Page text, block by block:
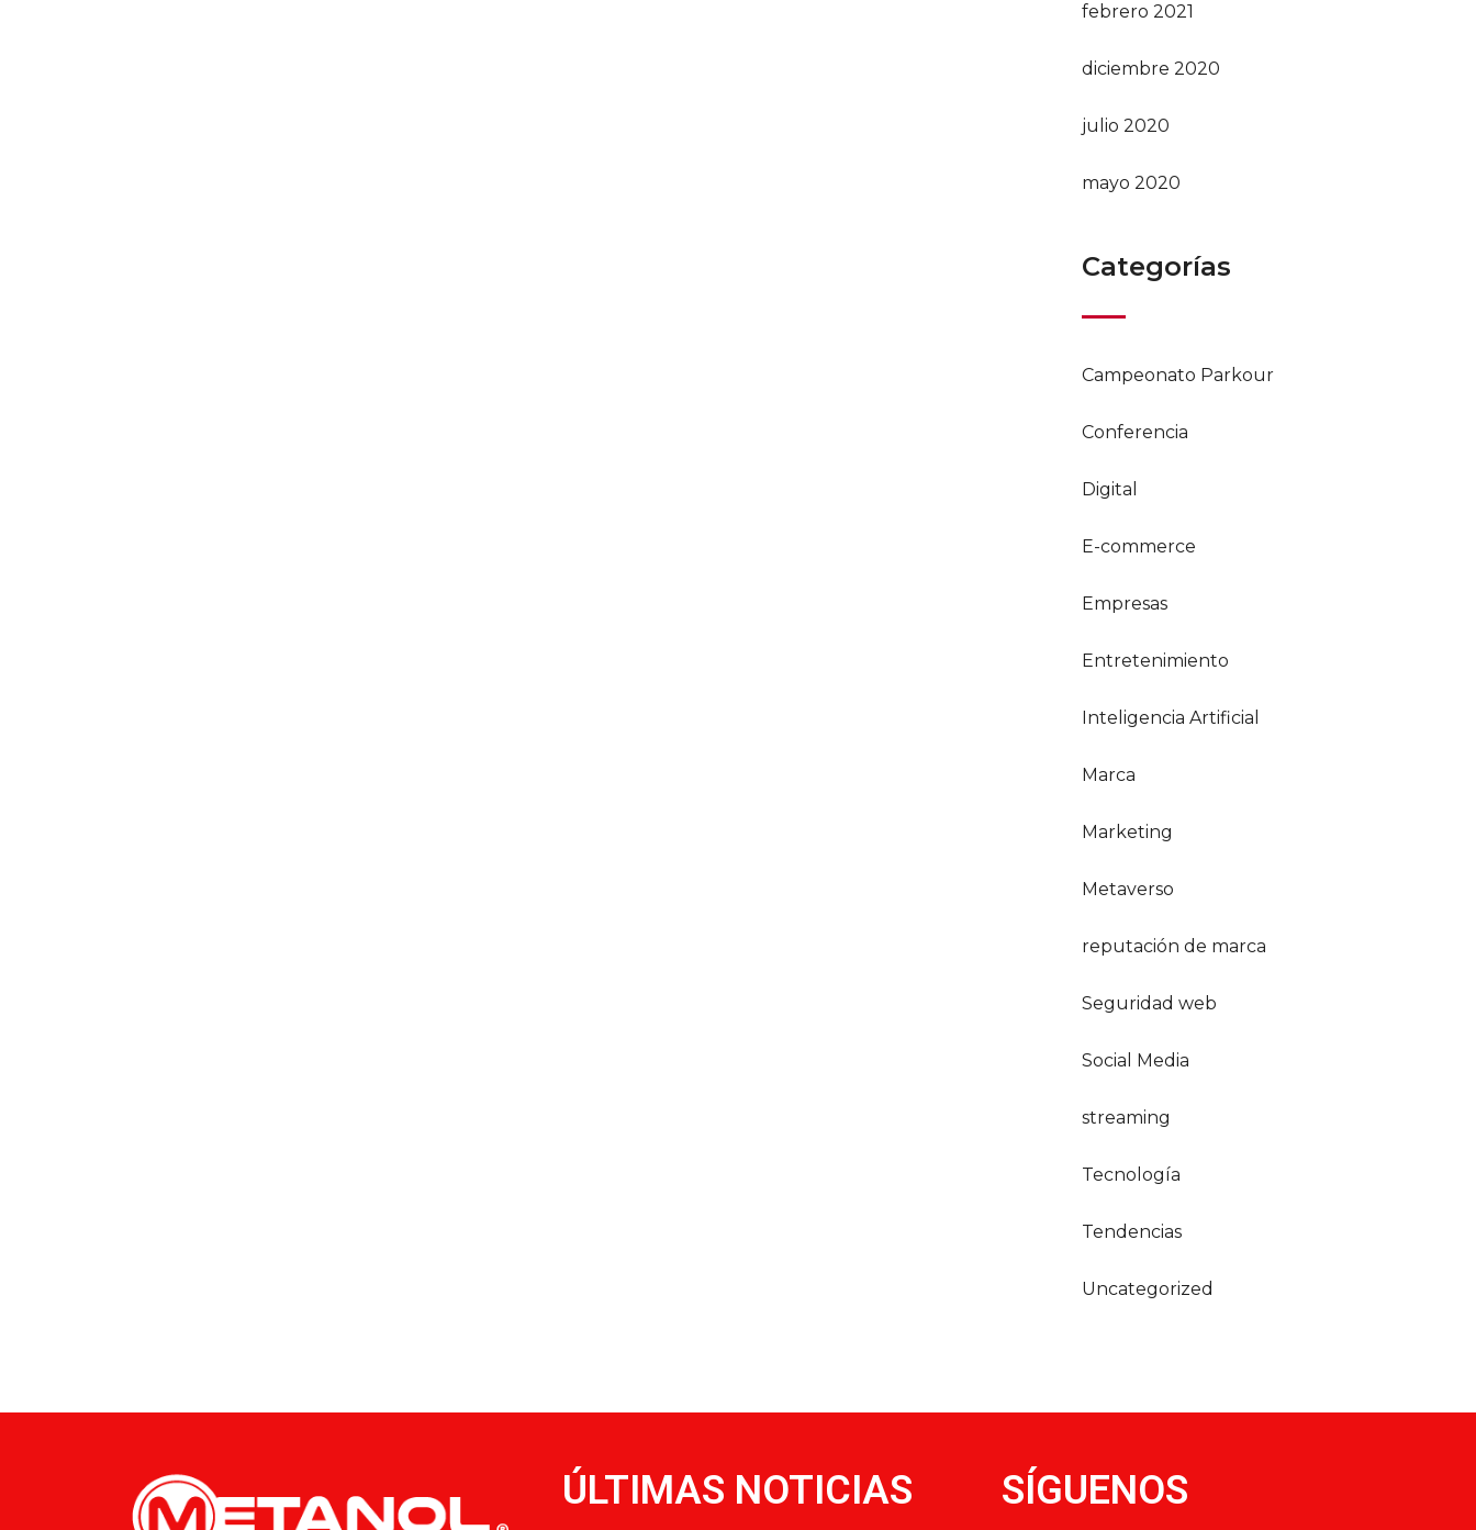
febrero 2021
diciembre 2020
julio 2020
mayo 2020
Categorías
Campeonato Parkour
Conferencia
Digital
E-commerce
Empresas
Entretenimiento
Inteligencia Artificial
Marca
Marketing
Metaverso
reputación de marca
Seguridad web
Social Media
streaming
Tecnología
Tendencias
Uncategorized
ÚLTIMAS NOTICIAS SÍGUENOS